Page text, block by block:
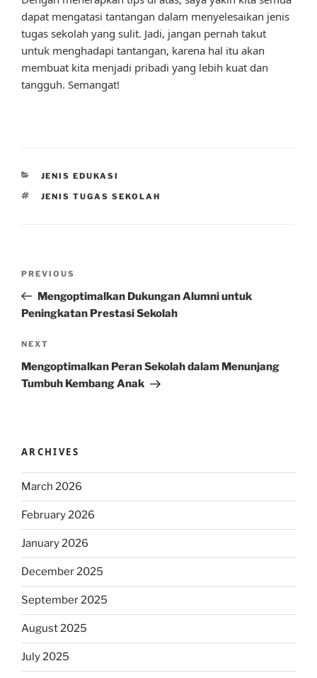
dapat mengatasi tantangan dalam menyelesaikan jenis
tugas sekolah yang sulit. Jadi, jangan pernah takut
untuk menghadapi tantangan, karena hal itu akan
membuat kita menjadi pribadi yang lebih kuat dan
tangguh. Semangat!
CATEGORIES
JENIS EDUKASI
TAGS
JENIS TUGAS SEKOLAH
Previous
Post
PREVIOUS
Mengoptimalkan Dukungan Alumni untuk
Peningkatan Prestasi Sekolah
Next
Post
NEXT
Mengoptimalkan Peran Sekolah dalam Menunjang
Tumbuh Kembang Anak
ARCHIVES
March 2026
February 2026
January 2026
December 2025
September 2025
August 2025
July 2025